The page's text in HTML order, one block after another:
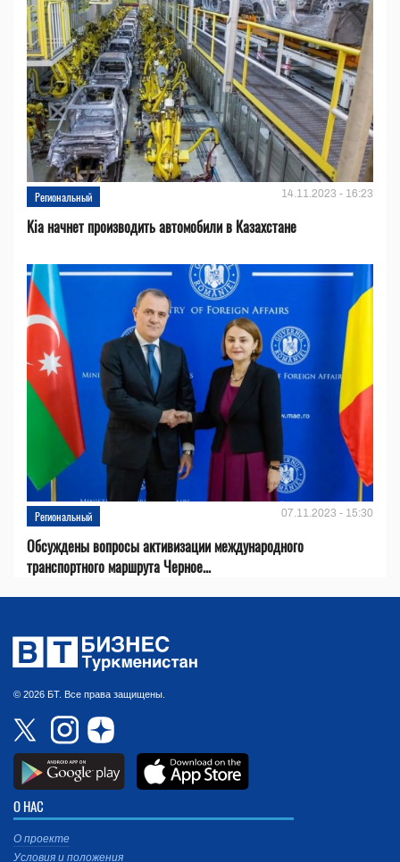
Региональный 14.11.2023 - 16:23
Kia начнет производить автомобили в Казахстане
Региональный 07.11.2023 - 15:30
Обсуждены вопросы активизации международного
транспортного маршрута Черное...
© 2026 БТ. Все права защищены.
О НАС
О проекте
Условия и положения